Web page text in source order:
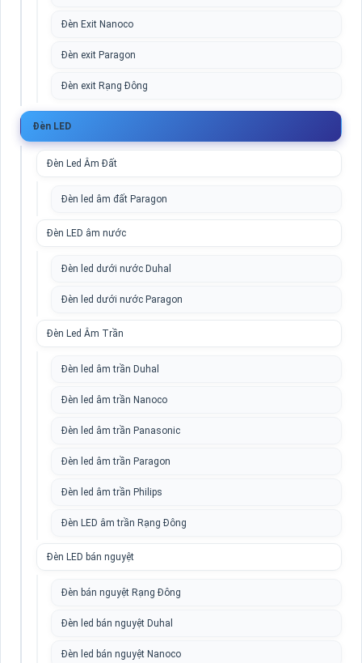
Đèn Exit Nanoco
Đèn exit Paragon
Đèn exit Rạng Đông
Đèn LED
Đèn Led Âm Đất
Đèn led âm đất Paragon
Đèn LED âm nước
Đèn led dưới nước Duhal
Đèn led dưới nước Paragon
Đèn Led Âm Trần
Đèn led âm trần Duhal
Đèn led âm trần Nanoco
Đèn led âm trần Panasonic
Đèn led âm trần Paragon
Đèn led âm trần Philips
Đèn LED âm trần Rạng Đông
Đèn LED bán nguyệt
Đèn bán nguyệt Rạng Đông
Đèn led bán nguyệt Duhal
Đèn led bán nguyệt Nanoco